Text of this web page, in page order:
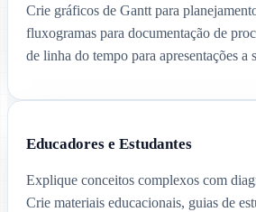
Crie gráficos de Gantt para
fluxogramas para documentação de
de linha do tempo para apresentações a
Educadores e Estudantes
Explique conceitos complexos com
Crie materiais educacionais, guias de